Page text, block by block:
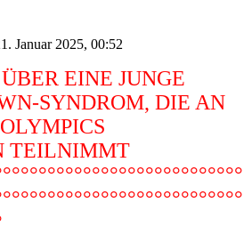
Januar 2025, 00:52
EINE JUNGE
SYNDROM, DIE AN
TEILNIMMT